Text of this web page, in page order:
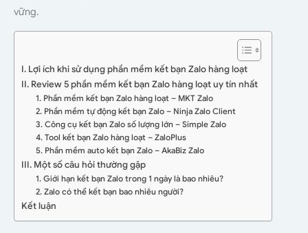
vững.
I. Lợi ích khi sử dụng phần mềm kết bạn Zalo hàng loạt
II. Review 5 phần mềm kết bạn Zalo hàng loạt uy tín nhất
1. Phần mềm kết bạn Zalo hàng loạt – MKT Zalo
2. Phần mềm tự động kết bạn Zalo – Ninja Zalo Client
3. Công cụ kết bạn Zalo số lượng lớn – Simple Zalo
4. Tool kết bạn Zalo hàng loạt – ZaloPlus
5. Phần mềm auto kết bạn Zalo – AkaBiz Zalo
III. Một số câu hỏi thường gặp
1. Giới hạn kết bạn Zalo trong 1 ngày là bao nhiêu?
2. Zalo có thể kết bạn bao nhiêu người?
Kết luận